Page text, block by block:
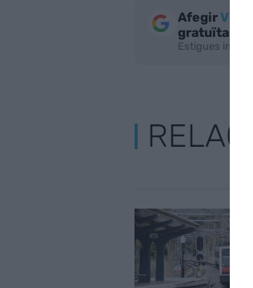
AfegirVIA
gratuïta
Estigues